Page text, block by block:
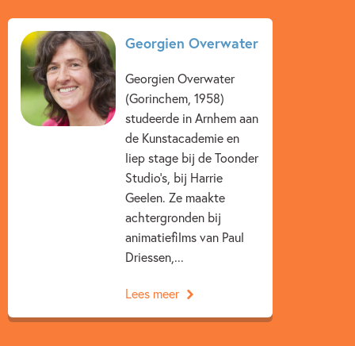
Georgien Overwater
Georgien Overwater
(Gorinchem, 1958)
studeerde in Arnhem aan
de Kunstacademie en
liep stage bij de Toonder
Studio’s, bij Harrie
Geelen. Ze maakte
achtergronden bij
animatiefilms van Paul
Driessen,...
Lees meer